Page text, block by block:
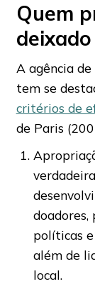
Quem
A agência
tem se
critérios de
de Paris
doadores,
políticas
além de
local.